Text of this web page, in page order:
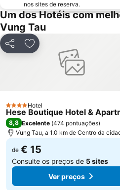
nos sites de reserva.
Um dos Hotéis com
Vung Tau
PartilharAdicionar aos favoritos
4 Estrelas
Hotel
Hese Boutique Hotel &
8,8 Excelente (474 pontuações)
Vung Tau, a 1.0 km de Centro da
de € 15
Consulte os preços de 5 sites
Ver preços